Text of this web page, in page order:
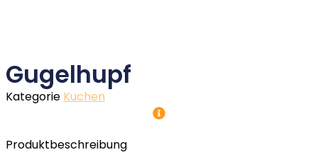
Gugelhupf
Kategorie Kuchen
Produktbeschreibung